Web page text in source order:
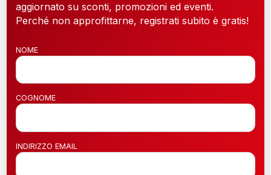
aggiornato su sconti, promozioni ed eventi.
Perché non approfittarne, registrati subito è gratis!
NOME
COGNOME
INDIRIZZO EMAIL